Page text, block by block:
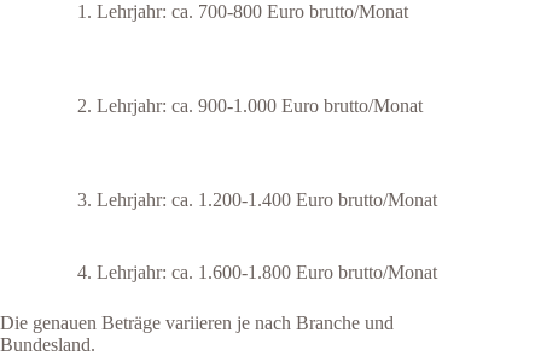
Lehrjahr: ca. 700-800 Euro brutto/Monat
Lehrjahr: ca. 900-1.000 Euro brutto/Monat
Lehrjahr: ca. 1.200-1.400 Euro brutto/Monat
Lehrjahr: ca. 1.600-1.800 Euro brutto/Monat
Die genauen Beträge variieren je nach Branche und
Bundesland.